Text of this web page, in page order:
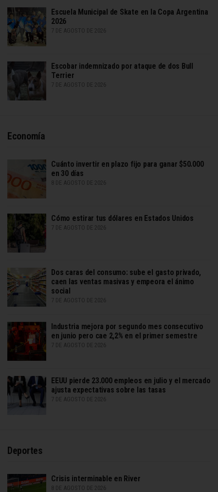
Escuela Municipal de Skate en la Copa Argentina
2026
7 DE AGOSTO DE 2026
Escobar indemnizado por ataque de dos Bull
Terrier
7 DE AGOSTO DE 2026
Economía
Cuánto invertir en plazo fijo para ganar $50.000
en 30 días
8 DE AGOSTO DE 2026
Cómo estirar tus dólares en Estados Unidos
7 DE AGOSTO DE 2026
Dos caras del consumo: sube el gasto privado,
caen las ventas masivas y empeora el ánimo
social
7 DE AGOSTO DE 2026
Industria mejora por segundo mes consecutivo
en junio pero cae 2,2% en el primer semestre
7 DE AGOSTO DE 2026
EEUU pierde 23.000 empleos en julio y el mercado
ajusta expectativas sobre las tasas
7 DE AGOSTO DE 2026
Deportes
Crisis interminable en River
8 DE AGOSTO DE 2026